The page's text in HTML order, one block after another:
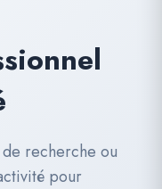
recherche ou
pour